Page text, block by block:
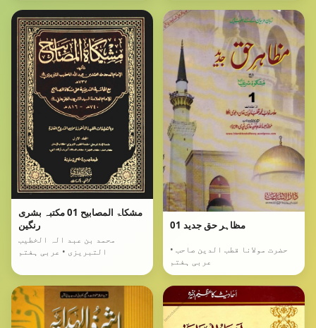
مشکاۃ المصابیح 01 مکتبہ بشری
رنگین
محمد بن عبد الہ الخطیب
التبریزی • عربی ہفتم
مظاہر حق جدید 01
حضرت مولانا قطب الدین صاحب •
عربی ہفتم